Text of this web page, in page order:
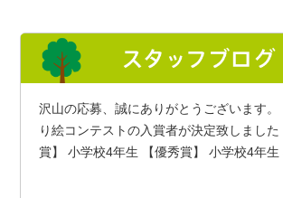
沢山の応募、誠にありがとうございます。
り絵コンテストの入賞者が決定致しまし
賞】 小学校4年生 【優秀賞】 小学校4年生